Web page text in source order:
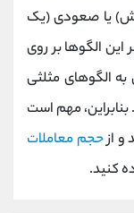
یا صعودی (یک
الگوها بر روی
به الگوهای مثلثی
مهم است
و ازحجم معاملات
کنید.